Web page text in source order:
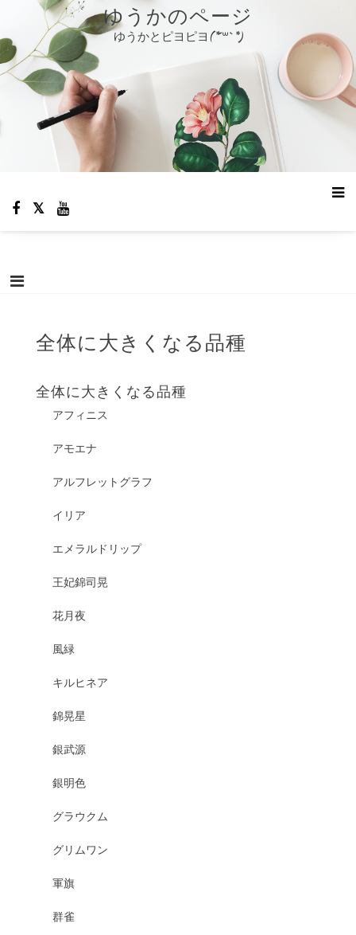
テ
ン
ツ
キ
ゆうかのページ
ゆうかとピヨピヨ(*´꒳`*)
全体に大きくなる品種
全体に大きくなる品種
アフィニス
アモエナ
アルフレットグラフ
イリア
エメラルドリップ
王妃錦司晃
花月夜
風緑
キルヒネア
錦晃星
銀武源
銀明色
グラウクム
グリムワン
軍旗
群雀